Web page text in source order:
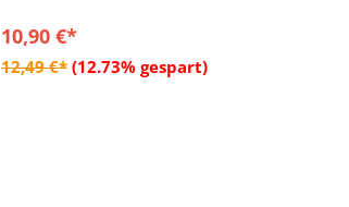
10,90 €*
12,49 €* (12.73% gespart)
In den Warenkorb